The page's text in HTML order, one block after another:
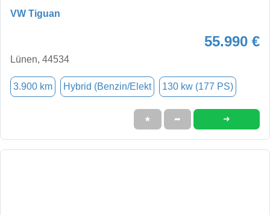
VW Tiguan
55.990 €
Lünen, 44534
3.900 km Hybrid (Benzin/Elekt 130 kw (177 PS)
★ ➦ ➜